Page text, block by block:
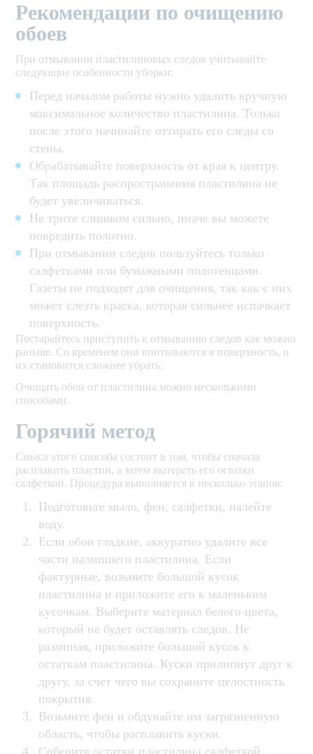
Рекомендации по очищению
обоев
При отмывании пластилиновых следов учитывайте
следующие особенности уборки:
Перед началом работы нужно удалить вручную
максимальное количество пластилина. Только
после этого начинайте оттирать его следы со
стены.
Обрабатывайте поверхность от края к центру.
Так площадь распространения пластилина не
будет увеличиваться.
Не трите слишком сильно, иначе вы можете
повредить полотно.
При отмывании следов пользуйтесь только
салфетками или бумажными полотенцами.
Газеты не подходят для очищения, так как с них
может слезть краска, которая сильнее испачкает
поверхность.
Постарайтесь приступить к отмыванию следов как можно
раньше. Со временем они впитываются в поверхность, и
их становится сложнее убрать.
Очищать обои от пластилина можно несколькими
способами.
Горячий метод
Смысл этого способа состоит в том, чтобы сначала
расплавить пластин, а затем вытереть его остатки
салфеткой. Процедура выполняется в несколько этапов:
Подготовьте мыло, фен, салфетки, налейте
воду.
Если обои гладкие, аккуратно удалите все
части налипшего пластилина. Если
фактурные, возьмите большой кусок
пластилина и приложите его к маленьким
кусочкам. Выберите материал белого цвета,
который не будет оставлять следов. Не
разминая, приложите большой кусок к
остаткам пластилина. Куски прилипнут друг к
другу, за счет чего вы сохраните целостность
покрытия.
Возьмите фен и обдувайте им загрязненную
область, чтобы расплавить куски.